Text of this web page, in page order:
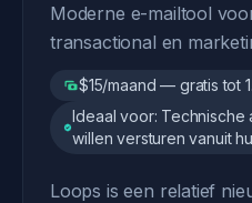
Moderne e-mailtool
transactional en
$15/maand — gratis tot
Ideaal voor: Technische
willen versturen vanuit
Loops is een relatief